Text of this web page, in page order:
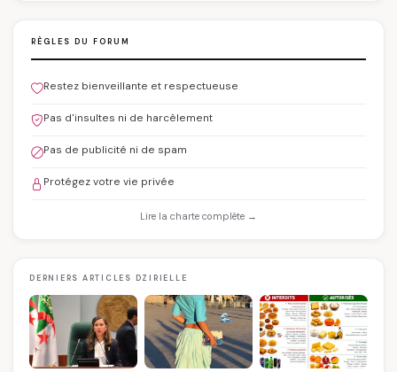
RÈGLES DU FORUM
Restez bienveillante et respectueuse
Pas d'insultes ni de harcèlement
Pas de publicité ni de spam
Protégez votre vie privée
Lire la charte complète →
DERNIERS ARTICLES DZIRIELLE